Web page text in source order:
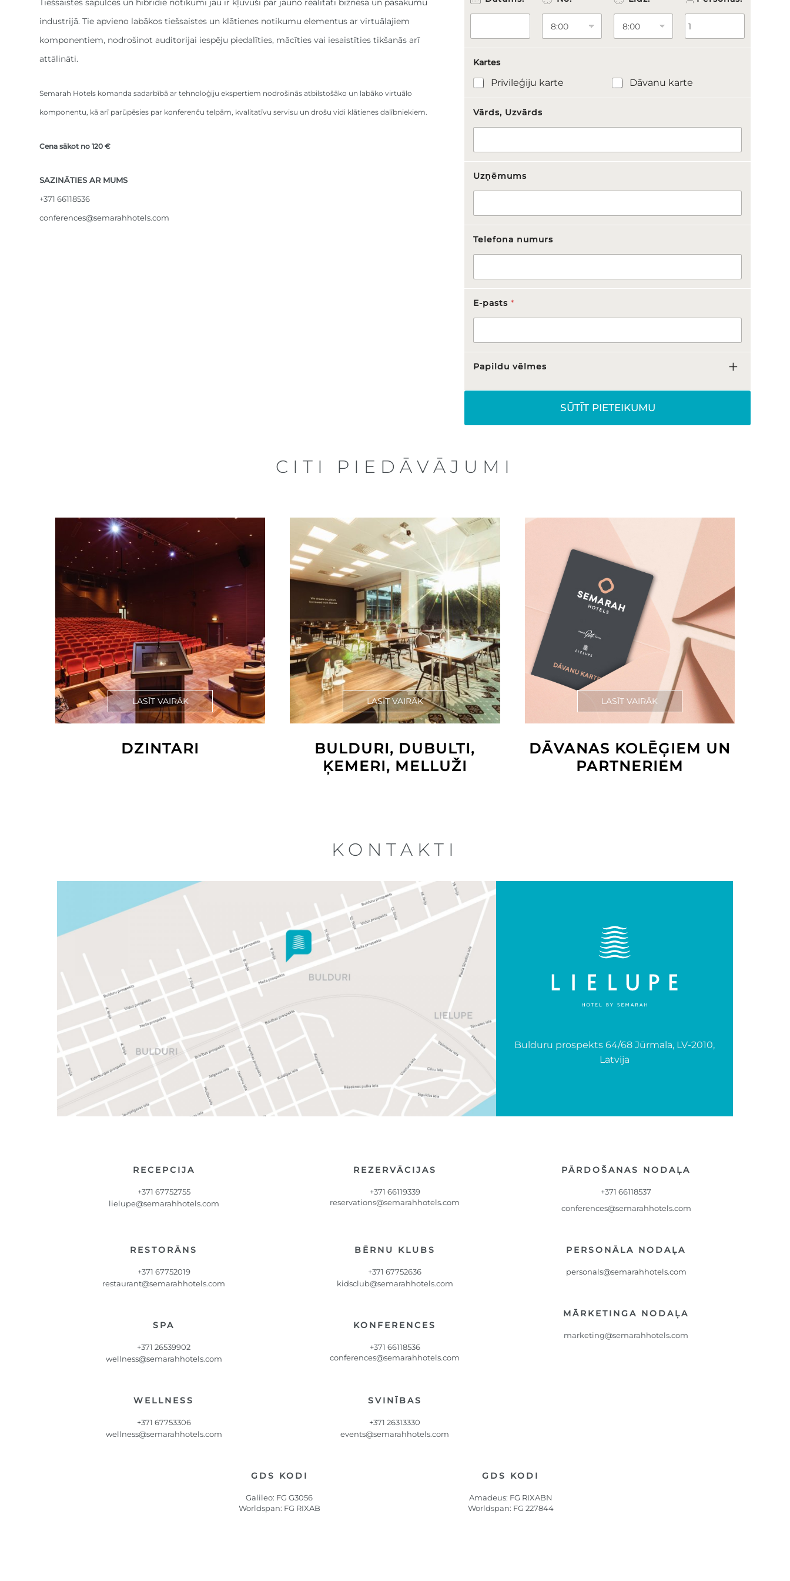
Tiešsaistes sapulces un hibrīdie notikumi jau ir kļuvuši par jauno realitāti biznesa un pasākumu
industrijā. Tie apvieno labākos tiešsaistes un klātienes notikumu elementus ar virtuālajiem
komponentiem, nodrošinot auditorijai iespēju piedalīties, mācīties vai iesaistīties tikšanās arī
attālināti.
Semarah Hotels komanda sadarbībā ar tehnoloģiju ekspertiem nodrošinās atbilstošāko un labāko virtuālo
komponentu, kā arī parūpēsies par konferenču telpām, kvalitatīvu servisu un drošu vidi klātienes dalībniekiem.
Cena sākot no 120 €
SAZINĀTIES AR MUMS
+371 66118536
conferences@semarahhotels.com
m
m
Kartes
Privileģiju karte Dāvanu karte
Vārds, Uzvārds
Uzņēmums
Telefona numurs
E-pasts*
Papildu vēlmes
SŪTĪT PIETEIKUMU
CITI PIEDĀVĀJUMI
LASĪT VAIRĀK
DZINTARI
LASĪT VAIRĀK
BULDURI, DUBULTI,
ĶEMERI, MELLUŽI
LASĪT VAIRĀK
DĀVANAS KOLĒĢIEM UN
PARTNERIEM
KONTAKTI
Bulduru prospekts 64/68 Jūrmala, LV-2010,
Latvija
RECEPCIJA
+371 67752755
lielupe@semarahhotels.com
REZERVĀCIJAS
+371 66119339
reservations@semarahhotels.com
PĀRDOŠANAS NODAĻA
+371 66118537
conferences@semarahhotels.com
RESTORĀNS
+371 67752019
restaurant@semarahhotels.com
SPA
+371 26539902
wellness@semarahhotels.com
BĒRNU KLUBS
+371 67752636
kidsclub@semarahhotels.com
KONFERENCES
+371 66118536
conferences@semarahhotels.com
PERSONĀLA NODAĻA
personals@semarahhotels.com
MĀRKETINGA NODAĻA
marketing@semarahhotels.com
WELLNESS
+371 67753306
wellness@semarahhotels.com
SVINĪBAS
+371 26313330
events@semarahhotels.com
GDS KODI
Galileo: FG G3056
Worldspan: FG RIXAB
GDS KODI
Amadeus: FG RIXABN
Worldspan: FG 227844